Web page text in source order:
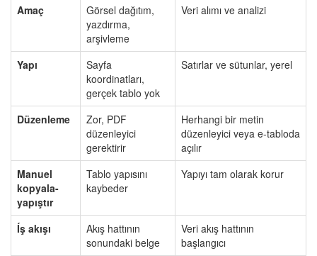
Amaç
Görsel dağıtım,
yazdırma,
arşivleme
Veri alımı ve analizi
Yapı
Sayfa
koordinatları,
gerçek tablo yok
Satırlar ve sütunlar, yerel
Düzenleme
Zor, PDF
düzenleyici
gerektirir
Herhangi bir metin
düzenleyici veya e-tabloda
açılır
Manuel
kopyala-
yapıştır
Tablo yapısını
kaybeder
Yapıyı tam olarak korur
Íş akışı
Akış hattının
sonundaki belge
Veri akış hattının
başlangıcı